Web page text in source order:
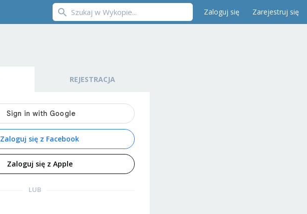
Zaloguj się Zarejestruj się
REJESTRACJA
Zaloguj się z Facebook
Zaloguj się z Apple
LUB